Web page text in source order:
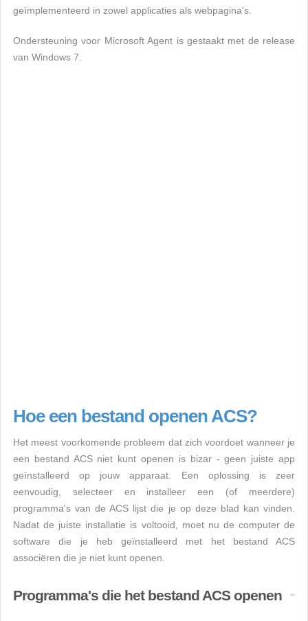
geïmplementeerd in zowel applicaties als webpagina's.
Ondersteuning voor Microsoft Agent is gestaakt met de release
van Windows 7.
Hoe een bestand openen ACS?
Het meest voorkomende probleem dat zich voordoet wanneer je
een bestand ACS niet kunt openen is bizar - geen juiste app
geïnstalleerd op jouw apparaat. Een oplossing is zeer
eenvoudig, selecteer en installeer een (of meerdere)
programma's van de ACS lijst die je op deze blad kan vinden.
Nadat de juiste installatie is voltooid, moet nu de computer de
software die je heb geïnstalleerd met het bestand ACS
associëren die je niet kunt openen.
Programma's die het bestand ACS openen